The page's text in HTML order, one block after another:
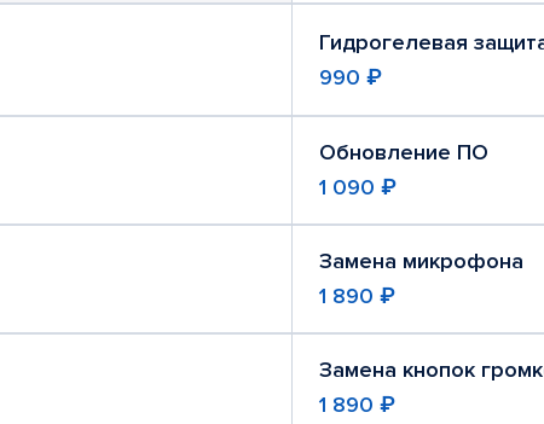
Гидрогелевая
990 ₽
Обновление ПО
1 090 ₽
Замена микрофона
1 890 ₽
Замена кнопок
1 890 ₽